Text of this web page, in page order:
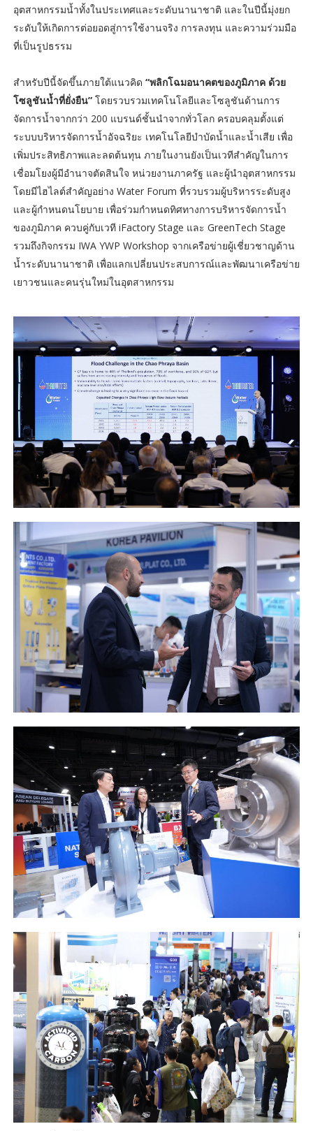
อุตสาหกรรมน้ำทั้งในประเทศและระดับนานาชาติ และในปีนี้มุ่งยก
ระดับให้เกิดการต่อยอดสู่การใช้งานจริง การลงทุน และความร่วมมือ
ที่เป็นรูปธรรม
สำหรับปีนี้จัดขึ้นภายใต้แนวคิด “พลิกโฉมอนาคตของภูมิภาค ด้วย
โซลูชันน้ำที่ยั่งยืน” โดยรวบรวมเทคโนโลยีและโซลูชันด้านการ
จัดการน้ำจากกว่า 200 แบรนด์ชั้นนำจากทั่วโลก ครอบคลุมตั้งแต่
ระบบบริหารจัดการน้ำอัจฉริยะ เทคโนโลยีบำบัดน้ำและน้ำเสีย เพื่อ
เพิ่มประสิทธิภาพและลดต้นทุน ภายในงานยังเป็นเวทีสำคัญในการ
เชื่อมโยงผู้มีอำนาจตัดสินใจ หน่วยงานภาครัฐ และผู้นำอุตสาหกรรม
โดยมีไฮไลต์สำคัญอย่าง Water Forum ที่รวบรวมผู้บริหารระดับสูง
และผู้กำหนดนโยบาย เพื่อร่วมกำหนดทิศทางการบริหารจัดการน้ำ
ของภูมิภาค ควบคู่กับเวที iFactory Stage และ GreenTech Stage
รวมถึงกิจกรรม IWA YWP Workshop จากเครือข่ายผู้เชี่ยวชาญด้าน
น้ำระดับนานาชาติ เพื่อแลกเปลี่ยนประสบการณ์และพัฒนาเครือข่าย
เยาวชนและคนรุ่นใหม่ในอุตสาหกรรม